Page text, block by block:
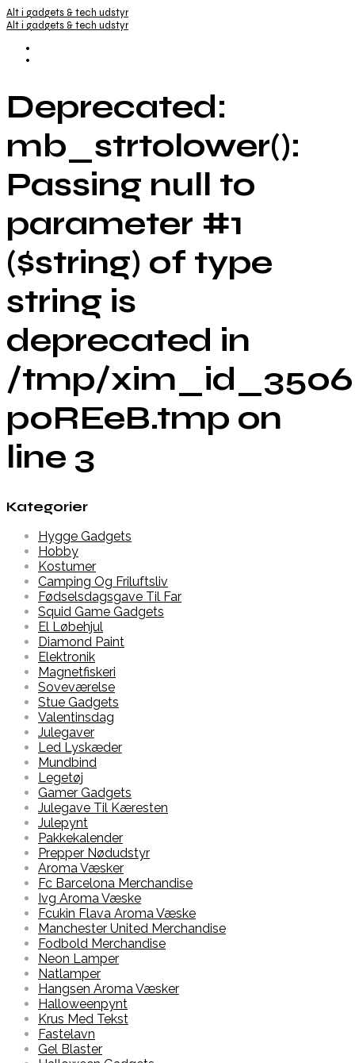
Alt i gadgets & tech udstyr
Alt i gadgets & tech udstyr
Deprecated:
mb_strtolower():
Passing null to
parameter #1
($string) of type
string is
deprecated in
/tmp/
p0REeB.tmp on
line 3
Kategorier
Hygge Gadgets
Hobby
Kostumer
Camping Og Friluftsliv
Fødselsdagsgave Til Far
Squid Game Gadgets
El Løbehjul
Diamond Paint
Elektronik
Magnetfiskeri
Soveværelse
Stue Gadgets
Valentinsdag
Julegaver
Led Lyskæder
Mundbind
Legetøj
Gamer Gadgets
Julegave Til Kæresten
Julepynt
Pakkekalender
Prepper Nødudstyr
Aroma Væsker
Fc Barcelona Merchandise
Ivg Aroma Væske
Fcukin Flava Aroma Væske
Manchester United Merchandise
Fodbold Merchandise
Neon Lamper
Natlamper
Hangsen Aroma Væsker
Halloweenpynt
Krus Med Tekst
Fastelavn
Gel Blaster